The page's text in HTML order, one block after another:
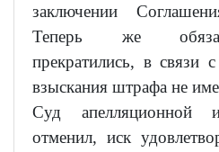
заключении
Теперь же
прекратились, в связи
взыскания штрафа не
Суд апелляционной
отменил, иск